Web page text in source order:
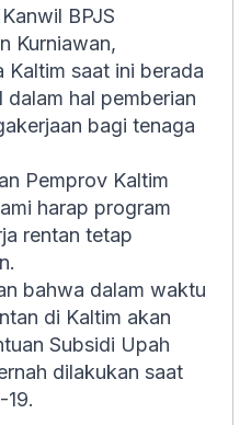
BPJS
Kurniawan,
Kaltim saat ini berada
hal pemberian
bagi tenaga
Pemprov Kaltim
harap program
rentan tetap
bahwa dalam waktu
di Kaltim akan
Subsidi Upah
dilakukan saat
19.